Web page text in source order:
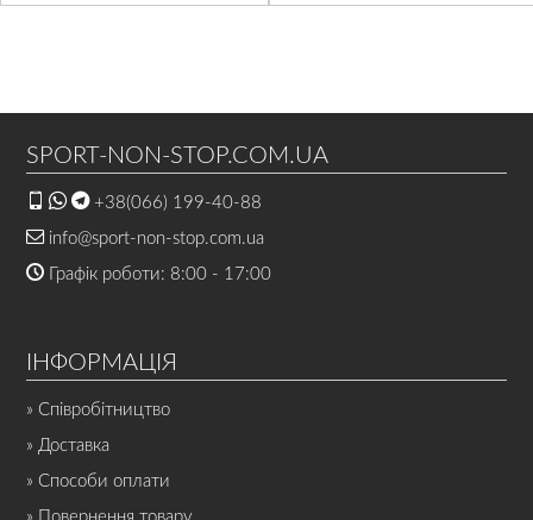
SPORT-NON-STOP.COM.UA
+38(066) 199-40-88
info@sport-non-stop.com.ua
Графік роботи: 8:00 - 17:00
ІНФОРМАЦІЯ
» Співробітництво
» Доставка
» Способи оплати